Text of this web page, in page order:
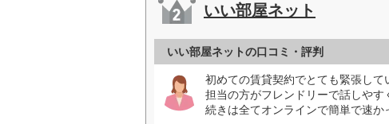
いい部屋ネット
いい部屋ネットの口コミ・評判
初めての賃貸契約でとても緊張して
担当の方がフレンドリーで話しや
続きは全てオンラインで簡単で速か